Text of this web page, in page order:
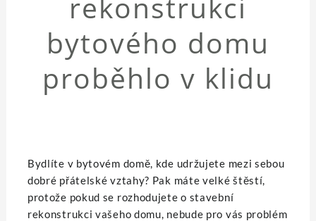
bytového domu
proběhlo v klidu
Bydlíte v bytovém domě, kde udržujete mezi sebou
dobré přátelské vztahy? Pak máte velké štěstí,
protože pokud se rozhodujete o stavební
rekonstrukci vašeho domu, nebude pro vás problém